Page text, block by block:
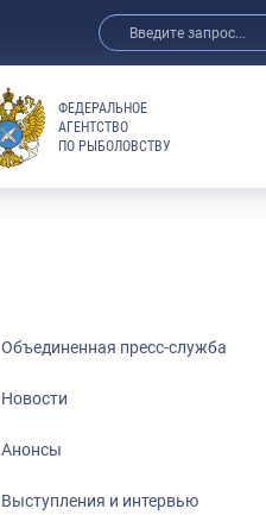
ФЕДЕРАЛЬНОЕ
АГЕНТСТВО
ПО РЫБОЛОВСТВУ
Объединенная пресс-служба
Новости
Анонсы
Выступления и интервью